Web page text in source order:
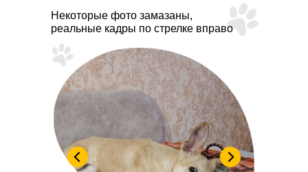
Некоторые фото замазаны,
реальные кадры по стрелке вправо